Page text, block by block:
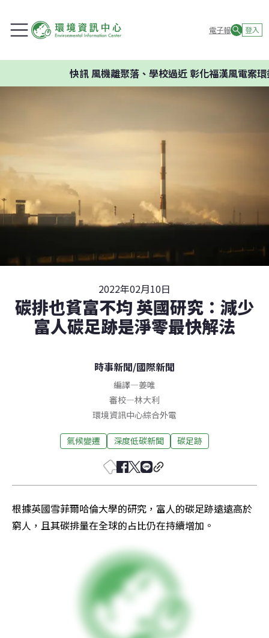
電子報 登入
風機離聚落、學校過近 彰化福漢風電案環委建
2022年02月10日
碳排也貧富不均 英國研究：減少
富人碳足跡是淨零最快解法
時事新聞/國際新聞
編譯—姜唯
審校—林大利
環境資訊中心綜合外電
氣候變遷 深度低碳新聞 碳足跡
根據英國雪菲爾哈倫大學的研究，富人的碳足跡遠遠高於
窮人，且其碳排量在全球的占比仍在持續增加。